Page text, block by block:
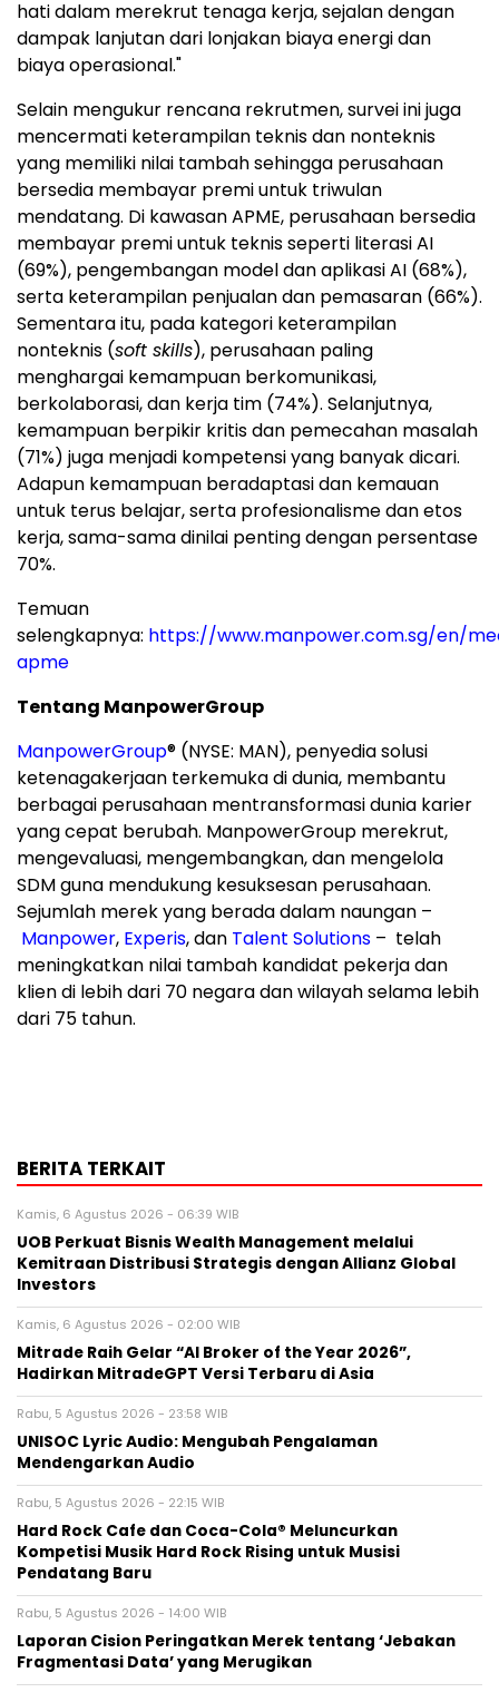
hati dalam merekrut tenaga kerja, sejalan dengan
dampak lanjutan dari lonjakan biaya energi dan
biaya operasional."
Selain mengukur rencana rekrutmen, survei ini juga
mencermati keterampilan teknis dan nonteknis
yang memiliki nilai tambah sehingga perusahaan
bersedia membayar premi untuk triwulan
mendatang. Di kawasan APME, perusahaan bersedia
membayar premi untuk teknis seperti literasi AI
(69%), pengembangan model dan aplikasi AI (68%),
serta keterampilan penjualan dan pemasaran (66%).
Sementara itu, pada kategori keterampilan
nonteknis (soft skills), perusahaan paling
menghargai kemampuan berkomunikasi,
berkolaborasi, dan kerja tim (74%). Selanjutnya,
kemampuan berpikir kritis dan pemecahan masalah
(71%) juga menjadi kompetensi yang banyak dicari.
Adapun kemampuan beradaptasi dan kemauan
untuk terus belajar, serta profesionalisme dan etos
kerja, sama-sama dinilai penting dengan persentase
70%.
Temuan
selengkapnya: https://www.manpower.com.sg/en/
apme
Tentang ManpowerGroup
ManpowerGroup® (NYSE: MAN), penyedia solusi
ketenagakerjaan terkemuka di dunia, membantu
berbagai perusahaan mentransformasi dunia karier
yang cepat berubah. ManpowerGroup merekrut,
mengevaluasi, mengembangkan, dan mengelola
SDM guna mendukung kesuksesan perusahaan.
Sejumlah merek yang berada dalam naungan –
Manpower, Experis, dan Talent Solutions – telah
meningkatkan nilai tambah kandidat pekerja dan
klien di lebih dari 70 negara dan wilayah selama lebih
dari 75 tahun.
BERITA TERKAIT
Kamis, 6 Agustus 2026 - 06:39 WIB
UOB Perkuat Bisnis Wealth Management melalui
Kemitraan Distribusi Strategis dengan Allianz Global
Investors
Kamis, 6 Agustus 2026 - 02:00 WIB
Mitrade Raih Gelar “AI Broker of the Year 2026”,
Hadirkan MitradeGPT Versi Terbaru di Asia
Rabu, 5 Agustus 2026 - 23:58 WIB
UNISOC Lyric Audio: Mengubah Pengalaman
Mendengarkan Audio
Rabu, 5 Agustus 2026 - 22:15 WIB
Hard Rock Cafe dan Coca-Cola® Meluncurkan
Kompetisi Musik Hard Rock Rising untuk Musisi
Pendatang Baru
Rabu, 5 Agustus 2026 - 14:00 WIB
Laporan Cision Peringatkan Merek tentang ‘Jebakan
Fragmentasi Data’ yang Merugikan